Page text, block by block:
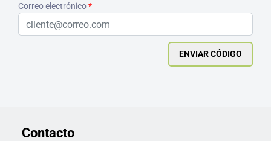
Correo electrónico*
ENVIAR CÓDIGO
Contacto